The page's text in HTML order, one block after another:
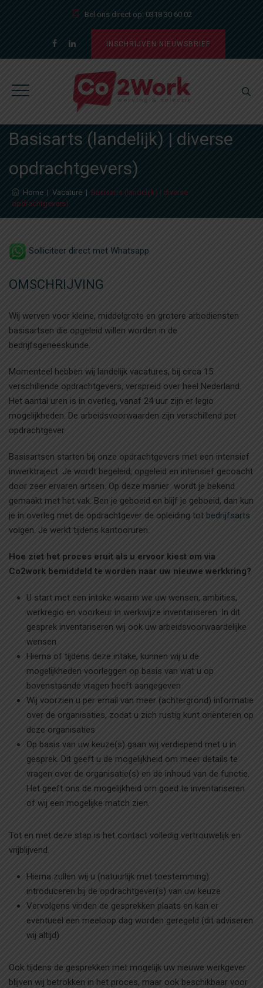
Bel ons direct op: 0318 30 60 02
INSCHRIJVEN NIEUWSBRIEF
Basisarts (landelijk) | diverse
opdrachtgevers)
Home | Vacature | Basisarts (landelijk) | diverse
opdrachtgevers)
Solliciteer direct met Whatsapp
OMSCHRIJVING
Wij werven voor kleine, middelgrote en grotere arbodiensten
basisartsen die opgeleid willen worden in de
bedrijfsgeneeskunde.
Momenteel hebben wij landelijk vacatures, bij circa 15
verschillende opdrachtgevers, verspreid over heel Nederland.
Het aantal uren is in overleg, vanaf 24 uur zijn er legio
mogelijkheden. De arbeidsvoorwaarden zijn verschillend per
opdrachtgever.
Basisartsen starten bij onze opdrachtgevers met een intensief
inwerktraject. Je wordt begeleid, opgeleid en intensief gecoacht
door zeer ervaren artsen. Op deze manier wordt je bekend
gemaakt met het vak. Ben je geboeid en blijf je geboeid, dan kun
je in overleg met de opdrachtgever de opleiding tot bedrijfsarts
volgen. Je werkt tijdens kantooruren.
Hoe ziet het proces eruit als u ervoor kiest om via
Co2work bemiddeld te worden naar uw nieuwe werkkring?
U start met een intake waarin we uw wensen, ambities,
werkregio en voorkeur in werkwijze inventariseren. In dit
gesprek inventariseren wij ook uw arbeidsvoorwaardelijke
wensen
Hierna of tijdens deze intake, kunnen wij u de
mogelijkheden voorleggen op basis van wat u op
bovenstaande vragen heeft aangegeven
Wij voorzien u per email van meer (achtergrond) informatie
over de organisaties, zodat u zich rustig kunt oriënteren op
deze organisaties
Op basis van uw keuze(s) gaan wij verdiepend met u in
gesprek. Dit geeft u de mogelijkheid om meer details te
vragen over de organisatie(s) en de inhoud van de functie.
Het geeft ons de mogelijkheid om goed te inventariseren
of wij een mogelijke match zien.
Tot en met deze stap is het contact volledig vertrouwelijk en
vrijblijvend.
Hierna zullen wij u (natuurlijk met toestemming)
introduceren bij de opdrachtgever(s) van uw keuze
Vervolgens vinden de gesprekken plaats en kan er
eventueel een meeloop dag worden geregeld (dit adviseren
wij altijd)
Ook tijdens de gesprekken met mogelijk uw nieuwe werkgever
blijven wij betrokken in het proces, maar ook beschikbaar voor